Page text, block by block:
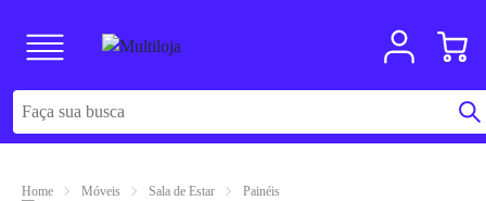
Home Móveis Sala de Estar Painéis